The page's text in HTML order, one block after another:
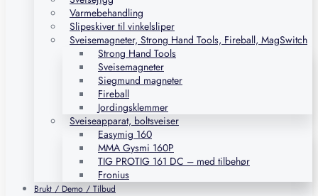
Varmebehandling
Slipeskiver til vinkelsliper
Sveisemagneter, Strong Hand Tools, Fireball, MagSwitch
Strong Hand Tools
Sveisemagneter
Siegmund magneter
Fireball
Jordingsklemmer
Sveiseapparat, boltsveiser
Easymig 160
MMA Gysmi 160P
TIG PROTIG 161 DC – med tilbehør
Fronius
Brukt / Demo / Tilbud